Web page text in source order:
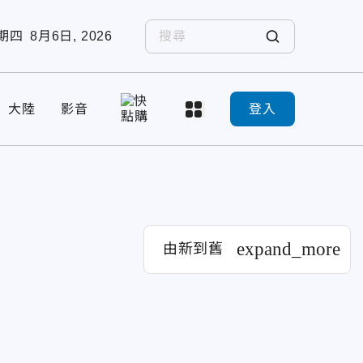
四 8月6日, 2026
大陸 影音 登入
由新到舊 expand_more